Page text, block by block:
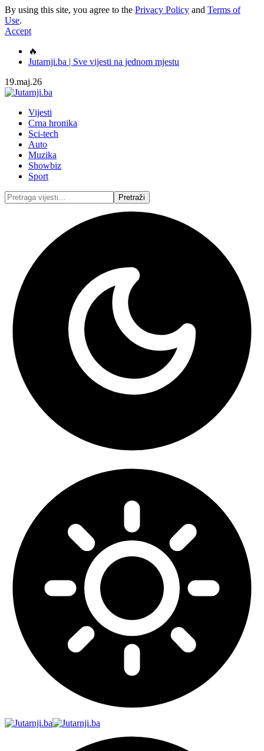
By using this site, you agree to the Privacy Policy and Terms of
Use.
Accept
🔥
Jutarnji.ba | Sve vijesti na jednom mjestu
19.maj.26
Vijesti
Crna hronika
Sci-tech
Auto
Muzika
Showbiz
Sport